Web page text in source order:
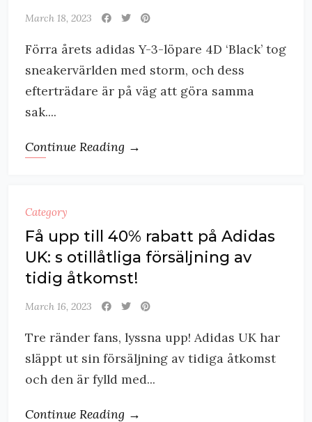
March 18, 2023
Förra årets adidas Y-3-löpare 4D ‘Black’ tog
sneakervärlden med storm, och dess
efterträdare är på väg att göra samma
sak....
Continue Reading →
Category
Få upp till 40% rabatt på Adidas
UK: s otillåtliga försäljning av
tidig åtkomst!
March 16, 2023
Tre ränder fans, lyssna upp! Adidas UK har
släppt ut sin försäljning av tidiga åtkomst
och den är fylld med...
Continue Reading →